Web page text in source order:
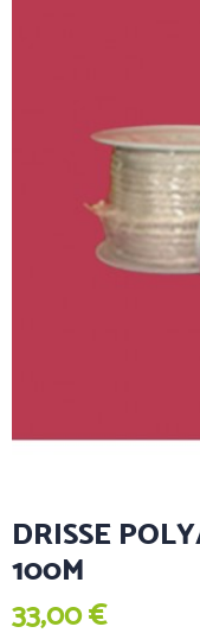
DRISSE
100M
33,00 €